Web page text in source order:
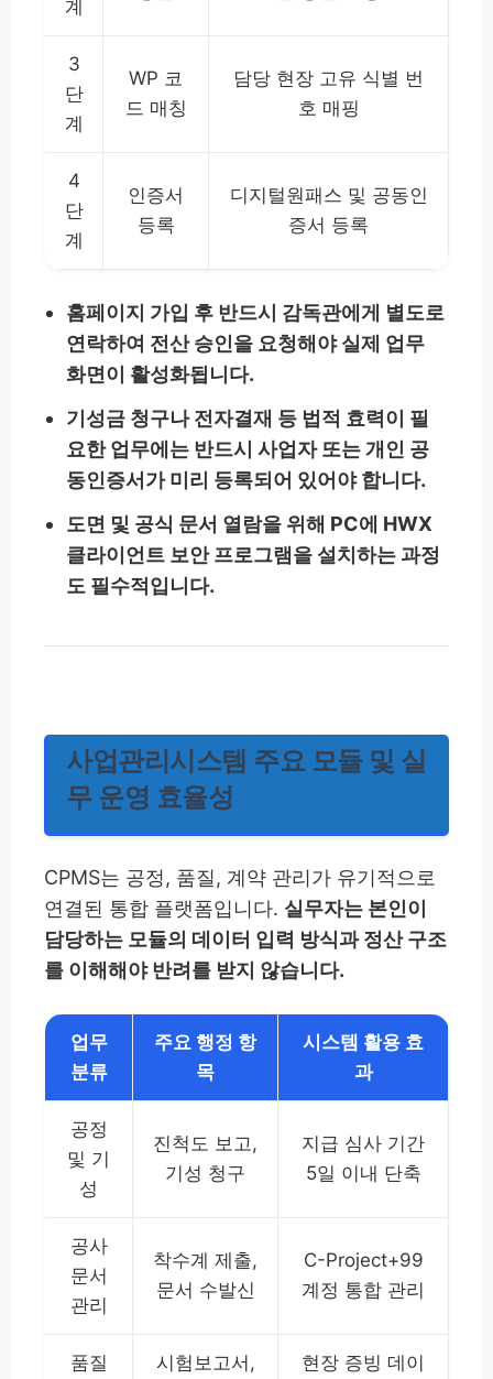
계
3
단
계
WP 코
드 매칭
담당 현장 고유 식별 번
호 매핑
4
단
계
인증서
등록
디지털원패스 및 공동인
증서 등록
홈페이지 가입 후 반드시 감독관에게 별도로
연락하여 전산 승인을 요청해야 실제 업무
화면이 활성화됩니다.
기성금 청구나 전자결재 등 법적 효력이 필
요한 업무에는 반드시 사업자 또는 개인 공
동인증서가 미리 등록되어 있어야 합니다.
도면 및 공식 문서 열람을 위해 PC에 HWX
클라이언트 보안 프로그램을 설치하는 과정
도 필수적입니다.
사업관리시스템 주요 모듈 및 실
무 운영 효율성
CPMS는 공정, 품질, 계약 관리가 유기적으로
연결된 통합 플랫폼입니다. 실무자는 본인이
담당하는 모듈의 데이터 입력 방식과 정산 구조
를 이해해야 반려를 받지 않습니다.
업무
분류
주요 행정 항
목
시스템 활용 효
과
공정
및 기
성
진척도 보고,
기성 청구
지급 심사 기간
5일 이내 단축
공사
문서
관리
착수계 제출,
문서 수발신
C-Project+99
계정 통합 관리
품질
시험보고서,
현장 증빙 데이